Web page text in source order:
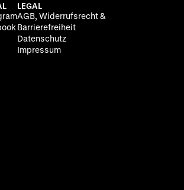
LEGAL
AGB, Widerrufsrecht &
Barrierefreiheit
Datenschutz
Impressum